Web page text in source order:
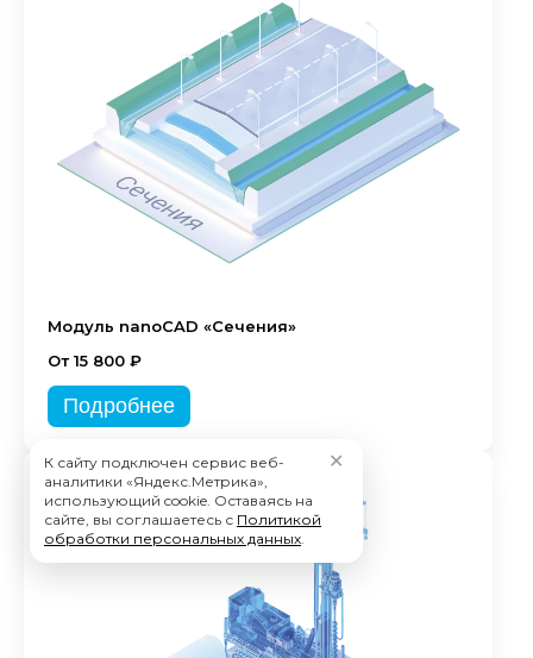
Модуль nanoCAD «Сечения»
От 15 800 ₽
Подробнее
К сайту подключен сервис веб-
аналитики «Яндекс.Метрика»,
использующий cookie. Оставаясь на
сайте, вы соглашаетесь с Политикой
обработки персональных данных.
✕